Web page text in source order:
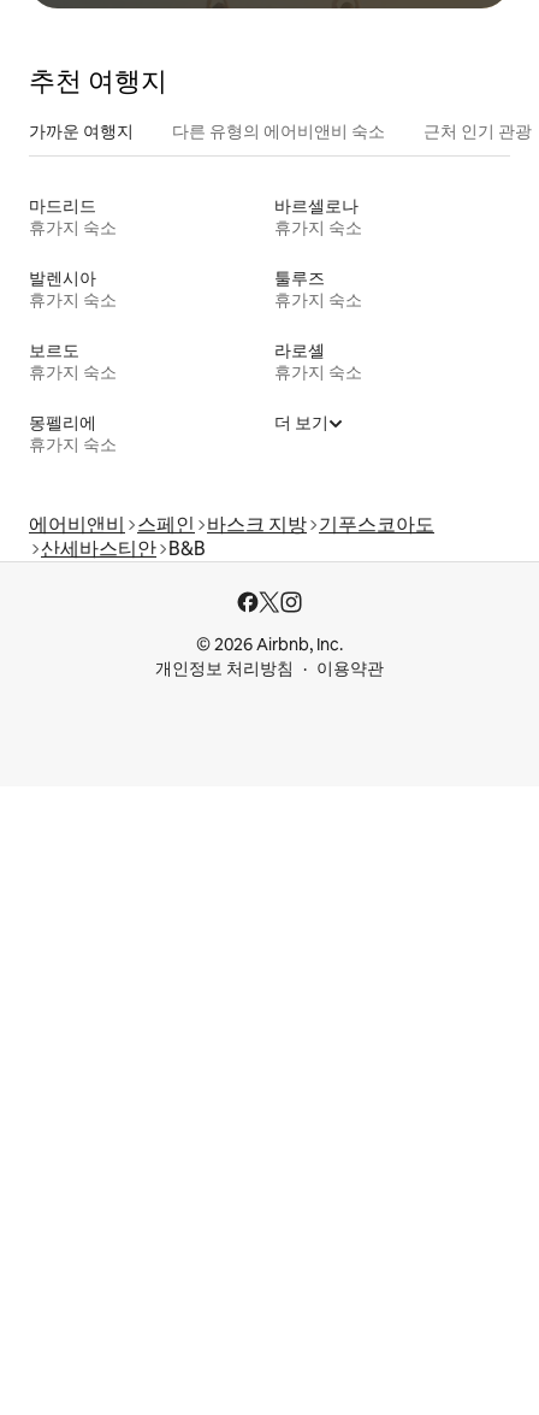
추천 여행지
가까운 여행지 다른 유형의 에어비앤비 숙소 근처 인기 관광
마드리드
휴가지 숙소
바르셀로나
휴가지 숙소
발렌시아
휴가지 숙소
툴루즈
휴가지 숙소
보르도
휴가지 숙소
라로셸
휴가지 숙소
몽펠리에
휴가지 숙소
더 보기
에어비앤비 스페인 바스크 지방 기푸스코아도
산세바스티안 B&B
© 2026 Airbnb, Inc.
개인정보 처리방침
이용약관